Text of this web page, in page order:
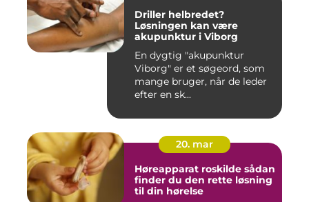
Driller helbredet?
Løsningen kan være
akupunktur i Viborg
En dygtig "akupunktur
Viborg" er et søgeord, som
mange bruger, når de leder
efter en sk...
20. mar
Høreapparat roskilde sådan
finder du den rette løsning
til din hørelse